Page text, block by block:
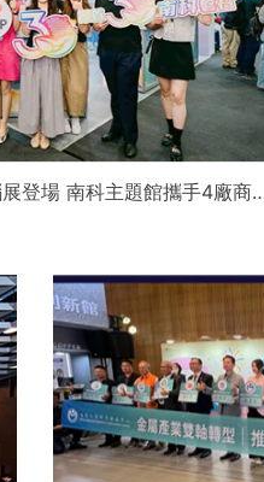
登場 南科主題館攜手4廠商
力